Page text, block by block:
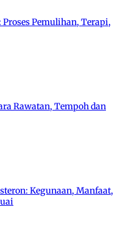
Pemulihan, Terapi,
Rawatan, Tempoh dan
Kegunaan, Manfaat,